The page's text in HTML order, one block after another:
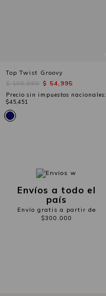
Top Twist Groovy
$ 109,990 $ 54,995
Precio sin impuestos nacionales:
$45,451
Envíos a todo el
país
Envío gratis a partir de
$300.000